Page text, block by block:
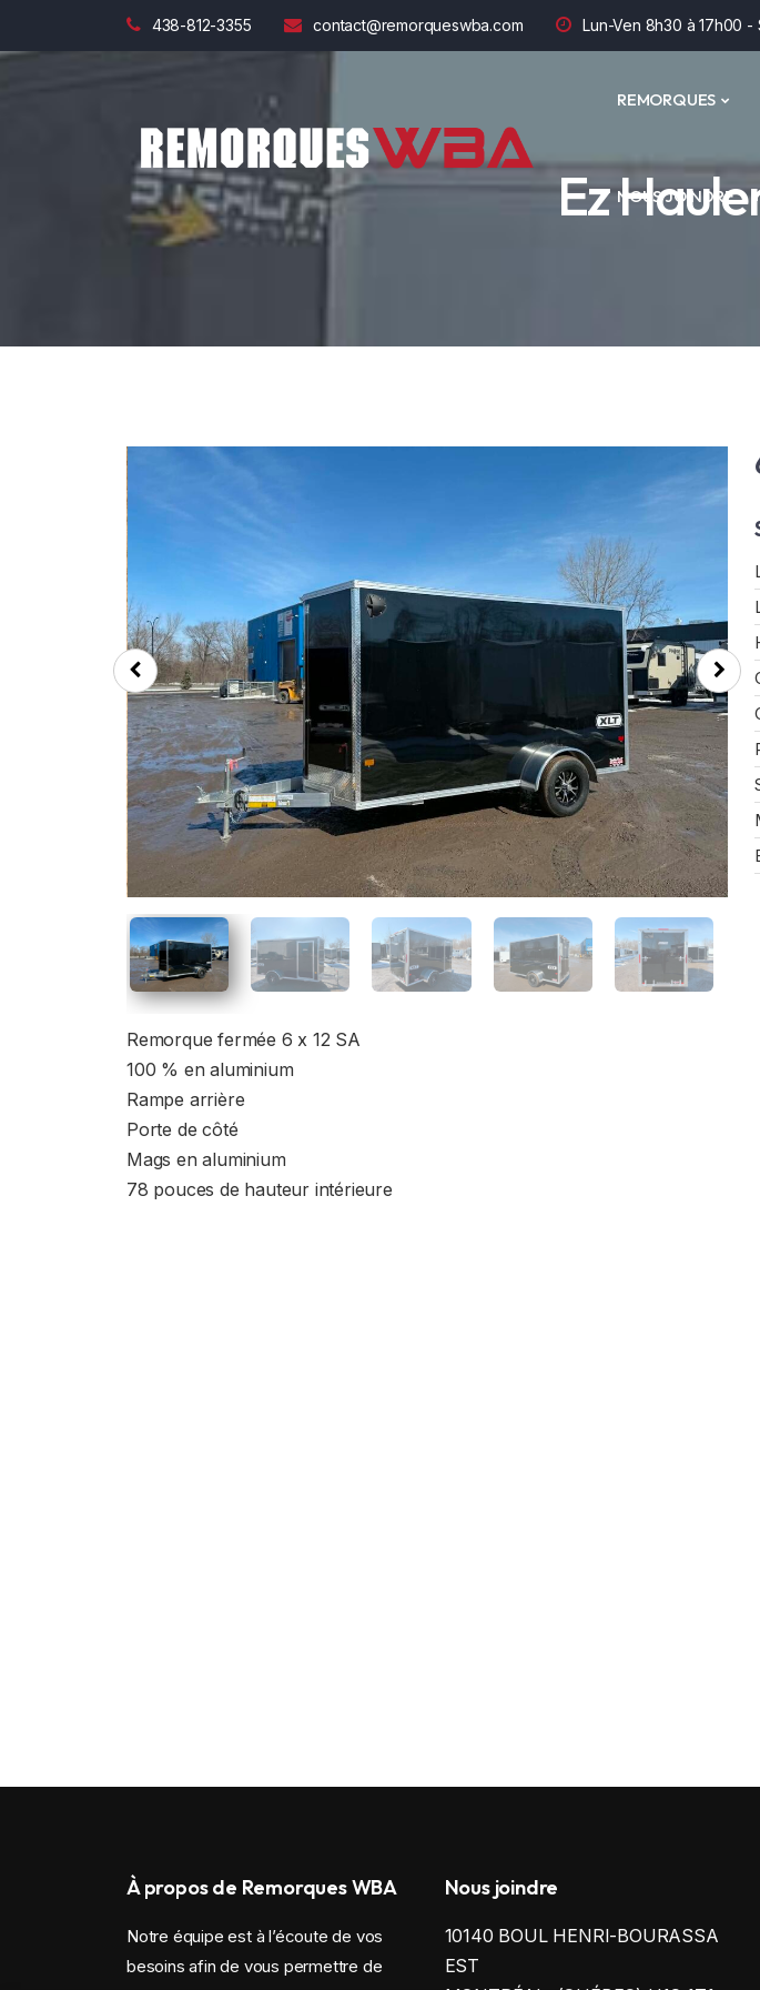
438-812-3355 contact@remorqueswba.com Lun-Ven 8h30 à 17h00 -
REMORQUES
NOUS JOINDRE
Ez
Remorque fermée 6 x 12 SA
100 % en aluminium
Rampe arrière
Porte de côté
Mags en aluminium
78 pouces de hauteur intérieure
À propos de Remorques WBA
Notre équipe est à l’écoute de vos
besoins afin de vous permettre de
Nous joindre
10140 BOUL HENRI-BOURASSA
EST